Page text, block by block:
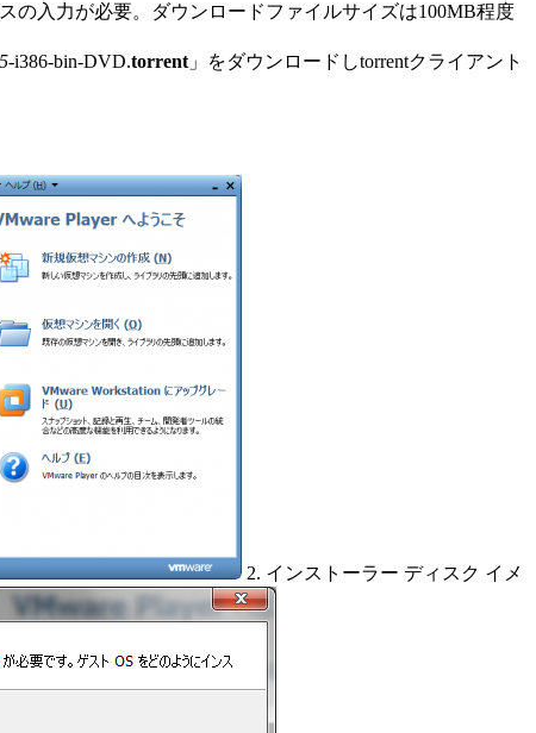
入力が必要。ダウンロードファイルサイズは100MB程度
-i386-bin-DVD.torrent 」をダウンロードしtorrentクライアント
2. インストーラー ディスク イメ